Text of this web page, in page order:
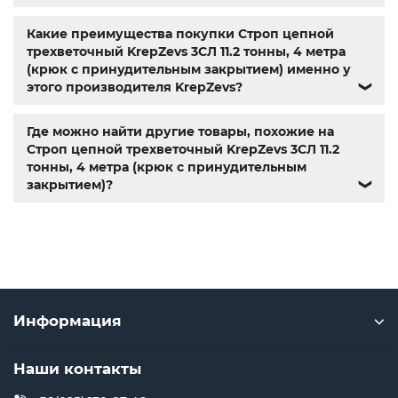
Какие преимущества покупки Строп цепной
трехветочный KrepZevs 3СЛ 11.2 тонны, 4 метра
(крюк с принудительным закрытием) именно у
этого производителя KrepZevs?
❯
Где можно найти другие товары, похожие на
Строп цепной трехветочный KrepZevs 3СЛ 11.2
тонны, 4 метра (крюк с принудительным
закрытием)?
❯
Информация
Наши контакты